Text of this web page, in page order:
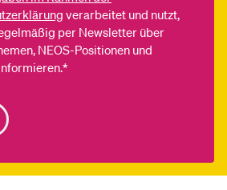
verarbeitet und nutzt,
per Newsletter über
NEOS-Positionen und